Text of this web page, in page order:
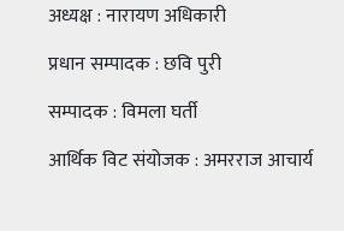
अध्यक्ष : नारायण अधिकारी
प्रधान सम्पादक : छवि पुरी
सम्पादक : विमला घर्ती
आर्थिक विट संयोजक : अमरराज आचार्य